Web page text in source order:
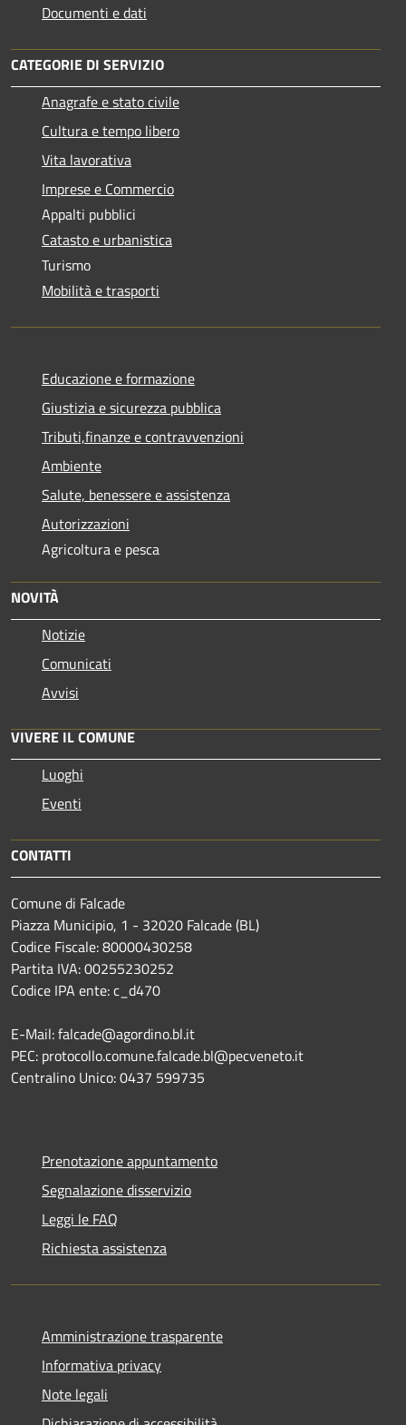
Documenti e dati
CATEGORIE DI SERVIZIO
Anagrafe e stato civile
Cultura e tempo libero
Vita lavorativa
Imprese e Commercio
Appalti pubblici
Catasto e urbanistica
Turismo
Mobilità e trasporti
Educazione e formazione
Giustizia e sicurezza pubblica
Tributi,finanze e contravvenzioni
Ambiente
Salute, benessere e assistenza
Autorizzazioni
Agricoltura e pesca
NOVITÀ
Notizie
Comunicati
Avvisi
VIVERE IL COMUNE
Luoghi
Eventi
CONTATTI
Comune di Falcade
Piazza Municipio, 1 - 32020 Falcade (BL)
Codice Fiscale: 80000430258
Partita IVA: 00255230252
Codice IPA ente: c_d470
E-Mail: falcade@agordino.bl.it
PEC: protocollo.comune.falcade.bl@pecveneto.it
Centralino Unico: 0437 599735
Prenotazione appuntamento
Segnalazione disservizio
Leggi le FAQ
Richiesta assistenza
Amministrazione trasparente
Informativa privacy
Note legali